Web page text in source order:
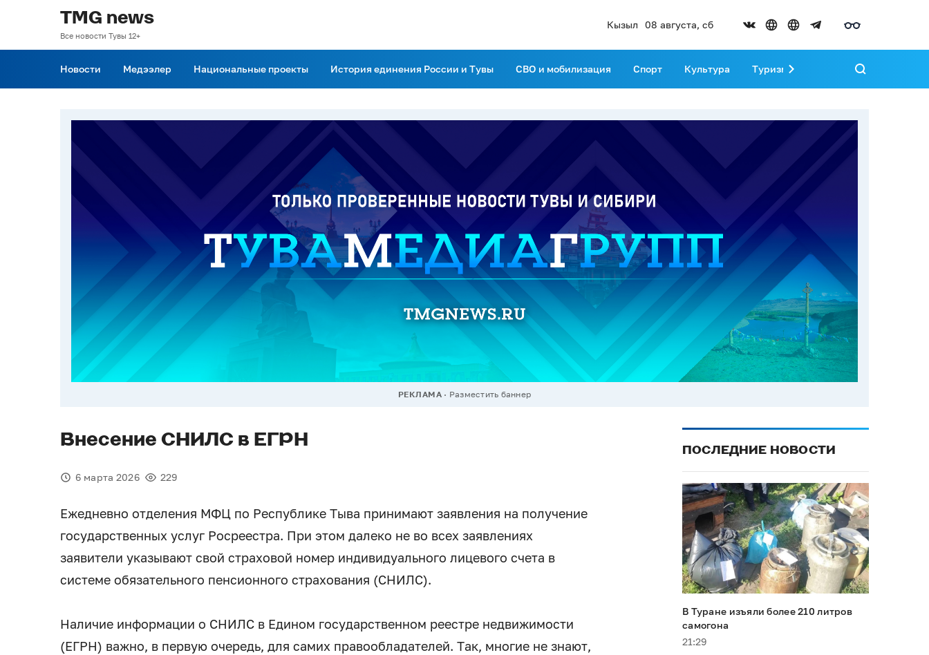
TMG news
Все новости Тувы 12+
Кызыл 08 августа, сб
Новости Медээлер Национальные проекты История единения России и Тувы СВО и мобилизация Спорт Культура Туризм Развитие Тувы
РЕКЛАМА Разместить баннер
Внесение СНИЛС в ЕГРН
6 марта 2026 229
Ежедневно отделения МФЦ по Республике Тыва принимают заявления на получение
государственных услуг Росреестра. При этом далеко не во всех заявлениях
заявители указывают свой страховой номер индивидуального лицевого счета в
системе обязательного пенсионного страхования (СНИЛС).
Наличие информации о СНИЛС в Едином государственном реестре недвижимости
(ЕГРН) важно, в первую очередь, для самих правообладателей. Так, многие не знают,
ПОСЛЕДНИЕ НОВОСТИ
В Туране изъяли более 210 литров
самогона
21:29